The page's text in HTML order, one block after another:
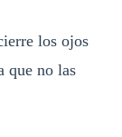
los ojos
que no las